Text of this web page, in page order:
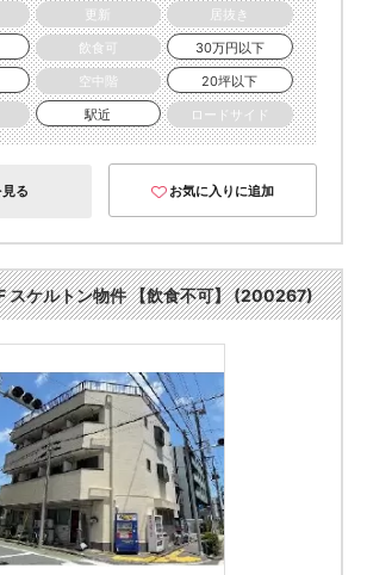
更新
居抜き
飲食可
30万円以下
空中階
20坪以下
駅近 ロードサイド
る お気に入りに追加
スケルトン物件 【飲食不可】 (200267)